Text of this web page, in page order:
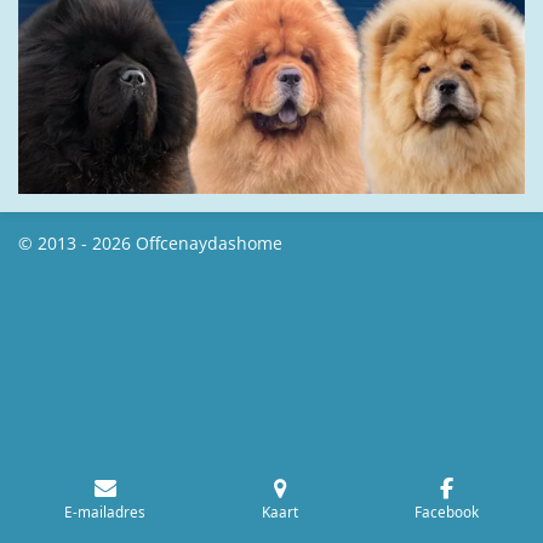
© 2013 - 2026 Offcenaydashome
E-mailadres Kaart Facebook